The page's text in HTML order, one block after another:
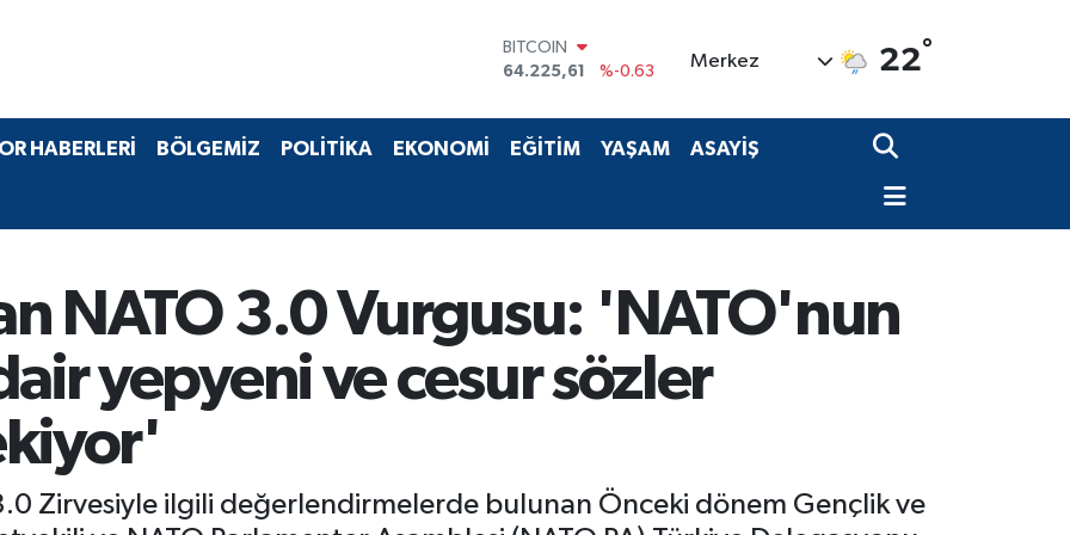
DOLAR
47,7143
%0.16
55,0317
%-0.02
STERLİN
64.225,61
%-0.63
Merkez 22°
HABERLERİ BÖLGEMİZ POLİTİKA EKONOMİ EĞİTİM YAŞAM ASAYİŞ
NATO 3.0 Vurgusu: 'NATO'nun
yepyeni ve cesur sözler
Zirvesiyle ilgili değerlendirmelerde bulunan Önceki dönem Gençlik ve